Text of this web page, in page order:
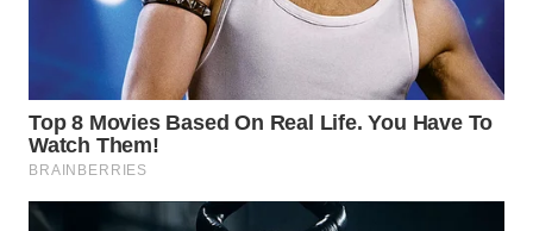
TENGAH
SERDANG
WN